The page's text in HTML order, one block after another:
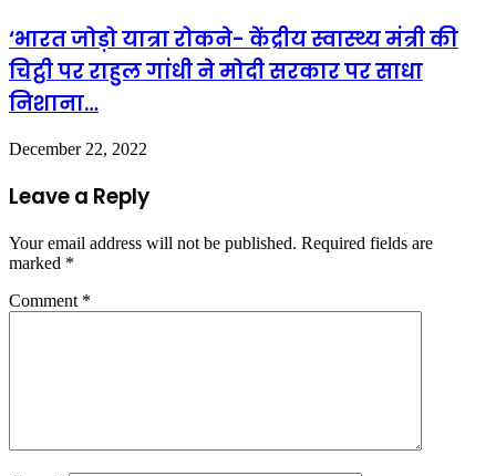
‘भारत जोड़ो यात्रा रोकने- केंद्रीय स्वास्थ्य मंत्री की
चिट्ठी पर राहुल गांधी ने मोदी सरकार पर साधा
निशाना…
December 22, 2022
Leave a Reply
Your email address will not be published. Required fields are
marked *
Comment *